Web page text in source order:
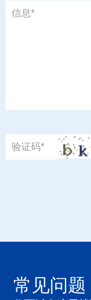
信息*
验证码*
常见问题